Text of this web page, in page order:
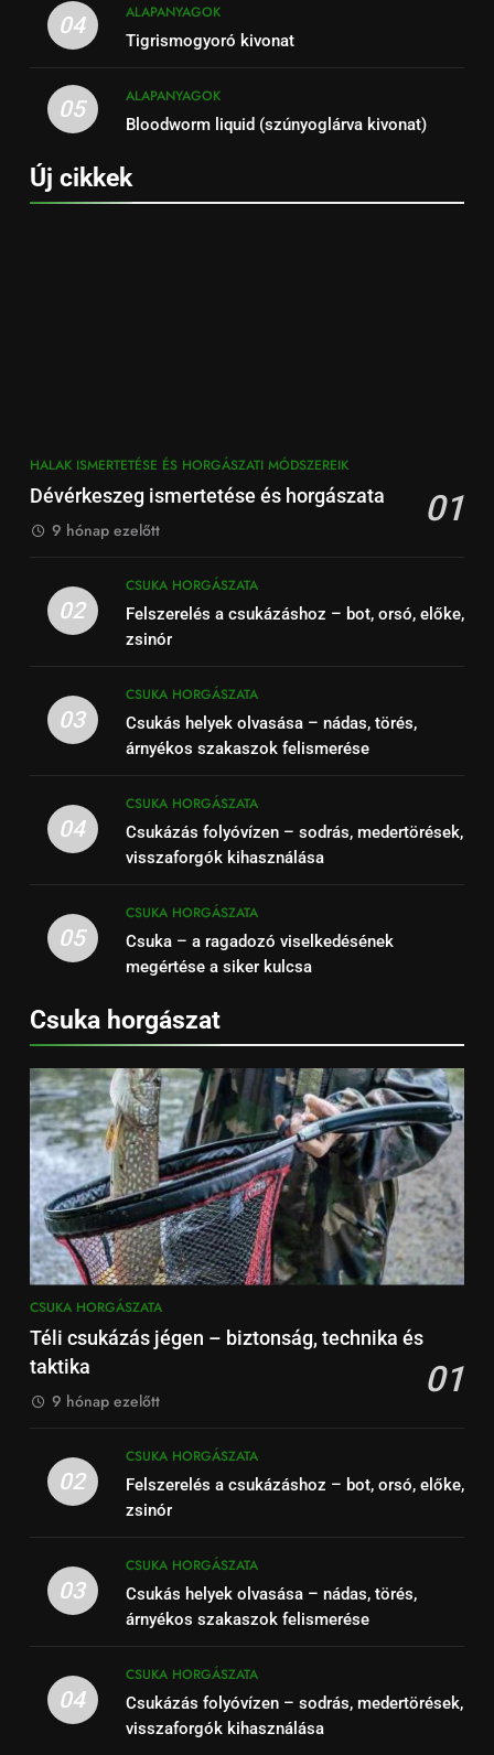
04
ALAPANYAGOK
Tigrismogyoró kivonat
05
ALAPANYAGOK
Bloodworm liquid (szúnyoglárva kivonat)
Új cikkek
HALAK ISMERTETÉSE ÉS HORGÁSZATI MÓDSZEREIK
Dévérkeszeg ismertetése és horgászata 01
9 hónap ezelőtt
02
CSUKA HORGÁSZATA
Felszerelés a csukázáshoz – bot, orsó, előke,
zsinór
03
CSUKA HORGÁSZATA
Csukás helyek olvasása – nádas, törés,
árnyékos szakaszok felismerése
04
CSUKA HORGÁSZATA
Csukázás folyóvízen – sodrás, medertörések,
visszaforgók kihasználása
05
CSUKA HORGÁSZATA
Csuka – a ragadozó viselkedésének
megértése a siker kulcsa
Csuka horgászat
CSUKA HORGÁSZATA
Téli csukázás jégen – biztonság, technika és
taktika
01
9 hónap ezelőtt
02
CSUKA HORGÁSZATA
Felszerelés a csukázáshoz – bot, orsó, előke,
zsinór
03
CSUKA HORGÁSZATA
Csukás helyek olvasása – nádas, törés,
árnyékos szakaszok felismerése
04
CSUKA HORGÁSZATA
Csukázás folyóvízen – sodrás, medertörések,
visszaforgók kihasználása